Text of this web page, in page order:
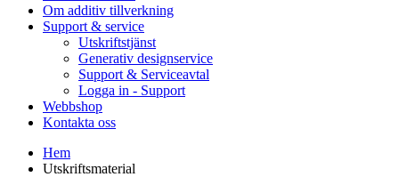
Om additiv tillverkning
Support & service
Utskriftstjänst
Generativ designservice
Support & Serviceavtal
Logga in - Support
Webbshop
Kontakta oss
Hem
Utskriftsmaterial